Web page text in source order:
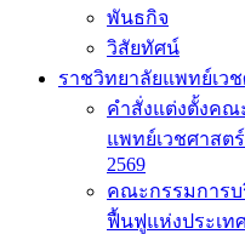
พันธกิจ
วิสัยทัศน์
ราชวิทยาลัยแพทย์เว
คำสั่งแต่งตั้งคณ
แพทย์เวชศาสต
2569
คณะกรรมการบ
ฟื้นฟูแห่งประเท